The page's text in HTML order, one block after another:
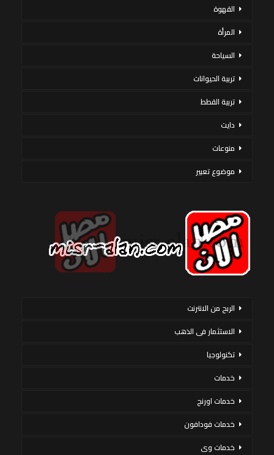
القهوة
المرأة
السياحة
تربية الحيوانات
تربية القطط
دايت
منوعات
موضوع تعبير
الربح من الانترنت
الاستثمار فى الذهب
تكنولوجيا
خدمات
خدمات اورنج
خدمات فودافون
خدمات وى